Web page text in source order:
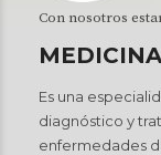
Con nosotros
Es una
diagnóstico y
enfermedades